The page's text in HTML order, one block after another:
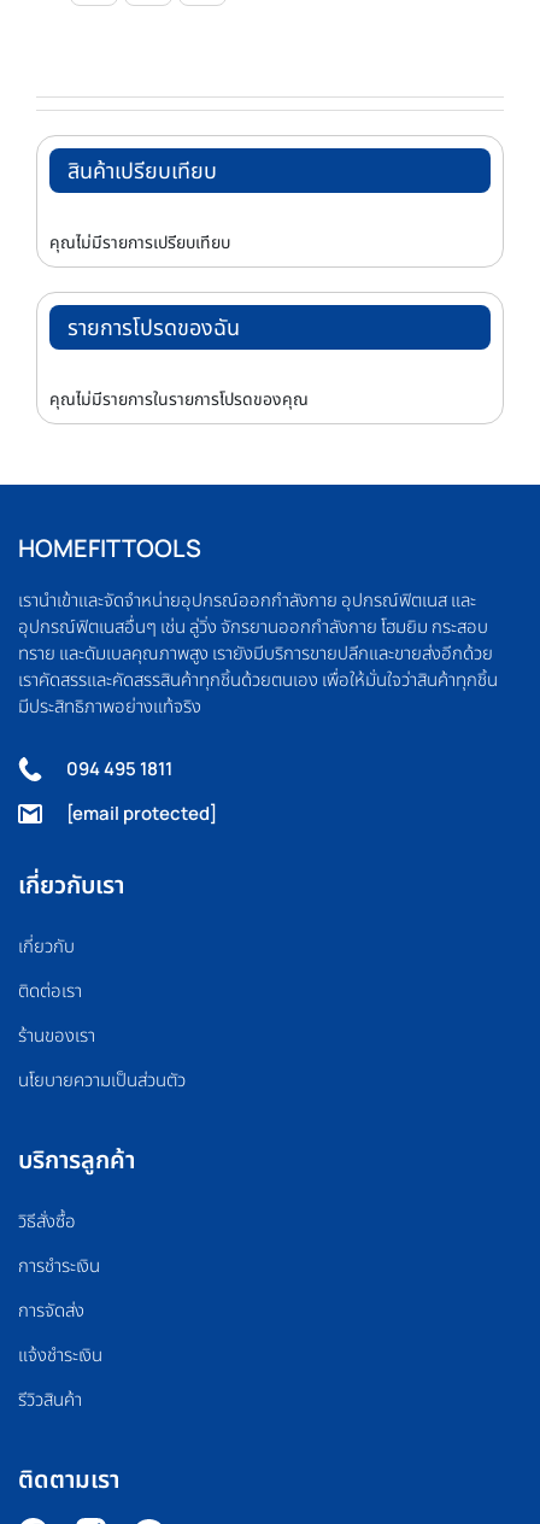
สินค้าเปรียบเทียบ
คุณไม่มีรายการเปรียบเทียบ
รายการโปรดของฉัน
คุณไม่มีรายการในรายการโปรดของคุณ
HOMEFITTOOLS
เรานำเข้าและจัดจำหน่ายอุปกรณ์ออกกำลังกาย อุปกรณ์ฟิตเนส และ
อุปกรณ์ฟิตเนสอื่นๆ เช่น ลู่วิ่ง จักรยานออกกำลังกาย โฮมยิม กระสอบ
ทราย และดัมเบลคุณภาพสูง เรายังมีบริการขายปลีกและขายส่งอีกด้วย
เราคัดสรรและคัดสรรสินค้าทุกชิ้นด้วยตนเอง เพื่อให้มั่นใจว่าสินค้าทุกชิ้น
มีประสิทธิภาพอย่างแท้จริง
094 495 1811
[email protected]
เกี่ยวกับเรา
เกี่ยวกับ
ติดต่อเรา
ร้านของเรา
นโยบายความเป็นส่วนตัว
บริการลูกค้า
วิธีสั่งซื้อ
การชำระเงิน
การจัดส่ง
แจ้งชำระเงิน
รีวิวสินค้า
ติดตามเรา